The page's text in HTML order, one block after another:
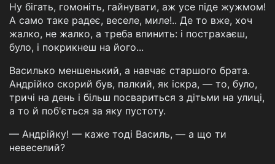
Ну бігать, гомоніть, гайнувати, аж усе піде жужмом!
А само таке радеє, веселе, миле!.. Де то вже, хоч
жалко, не жалко, а треба впинить: і пострахаєш,
було, і покрикнеш на його...
Василько меншенький, а навчає старшого брата.
Андрійко скорий був, палкий, як іскра, — то, було,
тричі на день і більш посвариться з дітьми на улиці,
а то й поб'ється за яку пустоту.
— Андрійку! — каже тоді Василь, — а що ти
невеселий?